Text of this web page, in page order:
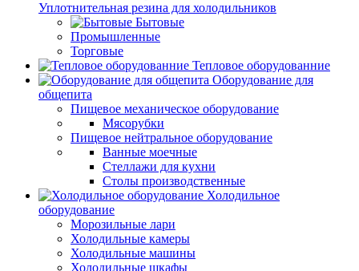
Уплотнительная резина для холодильников
Бытовые
Промышленные
Торговые
Тепловое оборудованние
Оборудование для
общепита
Пищевое механическое оборудование
Мясорубки
Пищевое нейтральное оборудование
Ванные моечные
Стеллажи для кухни
Столы производственные
Холодильное
оборудование
Морозильные лари
Холодильные камеры
Холодильные машины
Холодильные шкафы